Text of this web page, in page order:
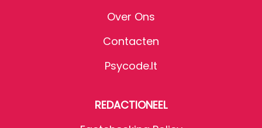
Over Ons
Contacten
Psycode.it
REDACTIONEEL